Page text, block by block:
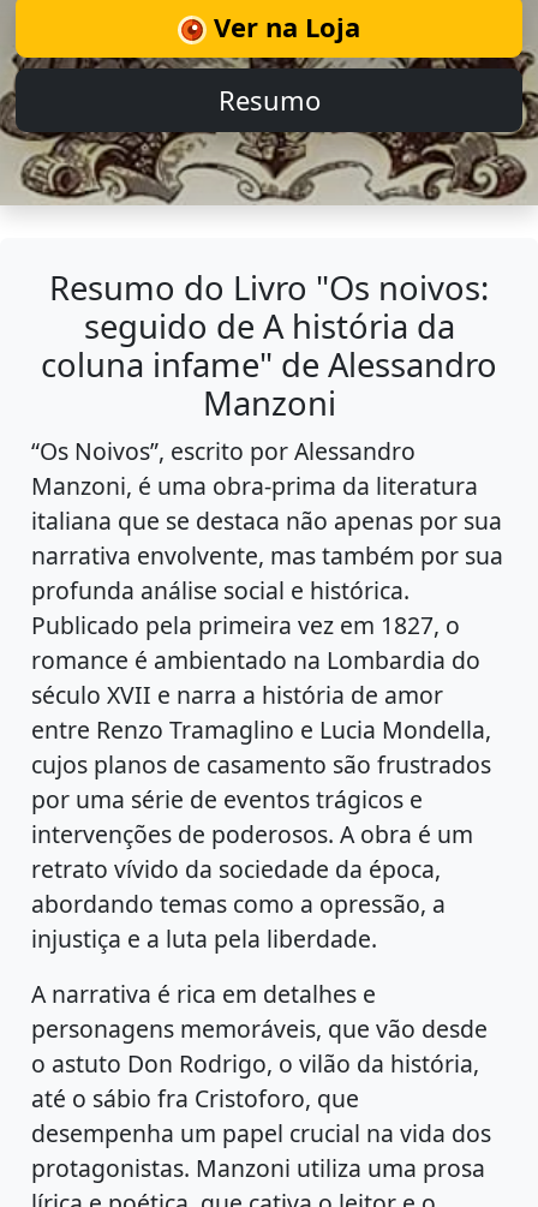
Ver na Loja
Resumo
Resumo do Livro "Os noivos:
seguido de A história da
coluna infame" de Alessandro
Manzoni
“Os Noivos”, escrito por Alessandro
Manzoni, é uma obra-prima da literatura
italiana que se destaca não apenas por sua
narrativa envolvente, mas também por sua
profunda análise social e histórica.
Publicado pela primeira vez em 1827, o
romance é ambientado na Lombardia do
século XVII e narra a história de amor
entre Renzo Tramaglino e Lucia Mondella,
cujos planos de casamento são frustrados
por uma série de eventos trágicos e
intervenções de poderosos. A obra é um
retrato vívido da sociedade da época,
abordando temas como a opressão, a
injustiça e a luta pela liberdade.
A narrativa é rica em detalhes e
personagens memoráveis, que vão desde
o astuto Don Rodrigo, o vilão da história,
até o sábio fra Cristoforo, que
desempenha um papel crucial na vida dos
protagonistas. Manzoni utiliza uma prosa